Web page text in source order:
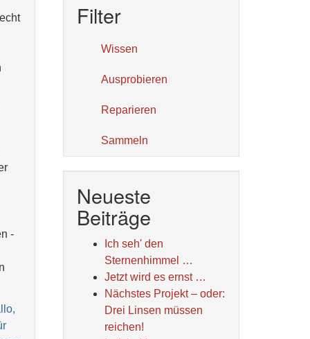
-
Filter
Wissen
Ausprobieren
Reparieren
Sammeln
Neueste
Beiträge
Ich seh' den
Sternenhimmel …
Jetzt wird es ernst …
Nächstes Projekt – oder:
Drei Linsen müssen
reichen!